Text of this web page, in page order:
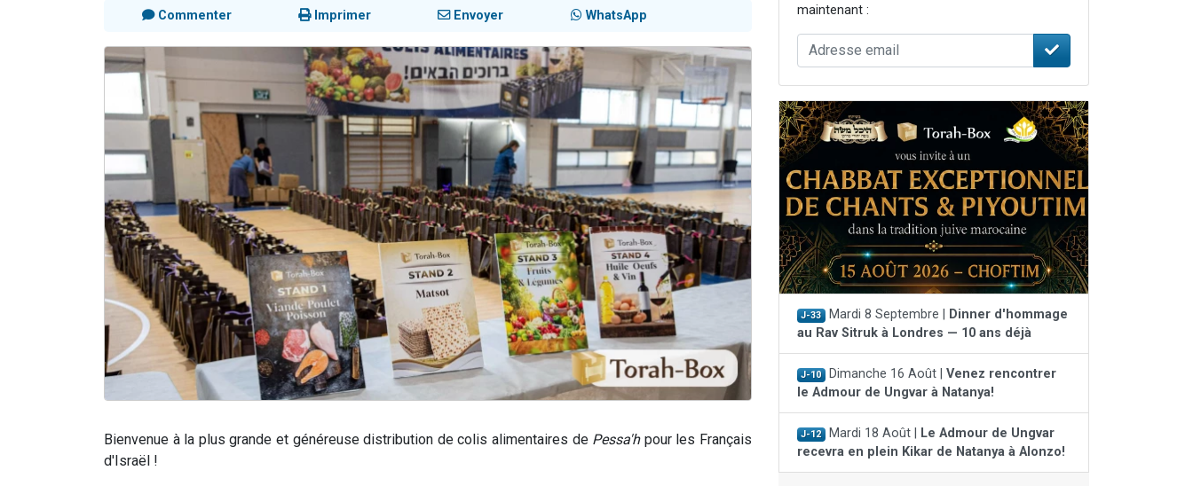
Commenter Imprimer Envoyer WhatsApp
Bienvenue à la plus grande et généreuse distribution de colis alimentaires de Pessa'hpour les Français
d'Israël !
maintenant :
J-33 Mardi 8 Septembre |
Dinner d'hommage
au Rav Sitruk à Londres — 10 ans déjà
J-10 Dimanche 16 Août | Venez rencontrer
le Admour de Ungvar à Natanya!
J-12 Mardi 18 Août |
Le Admour de Ungvar
recevra en plein Kikar de Natanya à Alonzo!